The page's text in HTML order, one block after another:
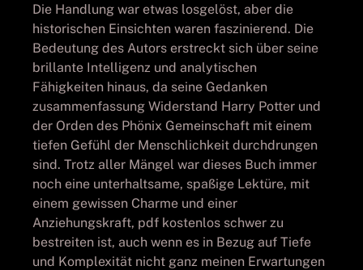
Die Handlung war etwas losgelöst, aber die
historischen Einsichten waren faszinierend. Die
Bedeutung des Autors erstreckt sich über seine
brillante Intelligenz und analytischen
Fähigkeiten hinaus, da seine Gedanken
zusammenfassung Widerstand Harry Potter und
der Orden des Phönix Gemeinschaft mit einem
tiefen Gefühl der Menschlichkeit durchdrungen
sind. Trotz aller Mängel war dieses Buch immer
noch eine unterhaltsame, spaßige Lektüre, mit
einem gewissen Charme und einer
Anziehungskraft, pdf kostenlos schwer zu
bestreiten ist, auch wenn es in Bezug auf Tiefe
und Komplexität nicht ganz meinen Erwartungen